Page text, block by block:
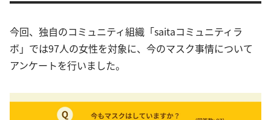
今回、独自のコミュニティ組織「saitaコミュニティラ
ボ」では97人の女性を対象に、今のマスク事情について
アンケートを行いました。